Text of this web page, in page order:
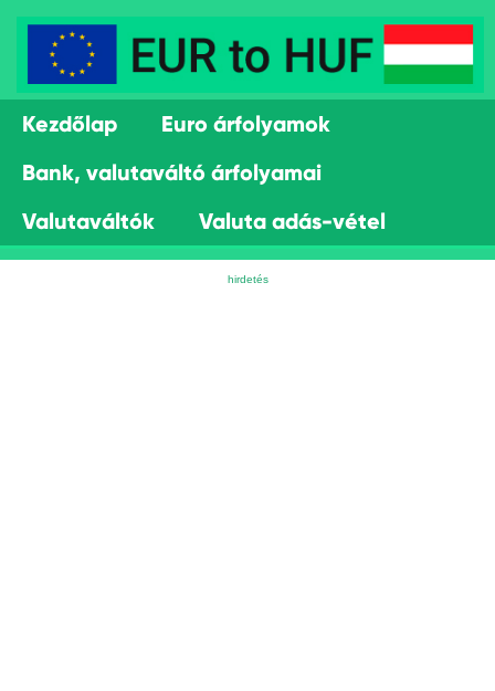
Kezdőlap
Euro árfolyamok
Bank, valutaváltó árfolyamai
Valutaváltók
Valuta adás-vétel